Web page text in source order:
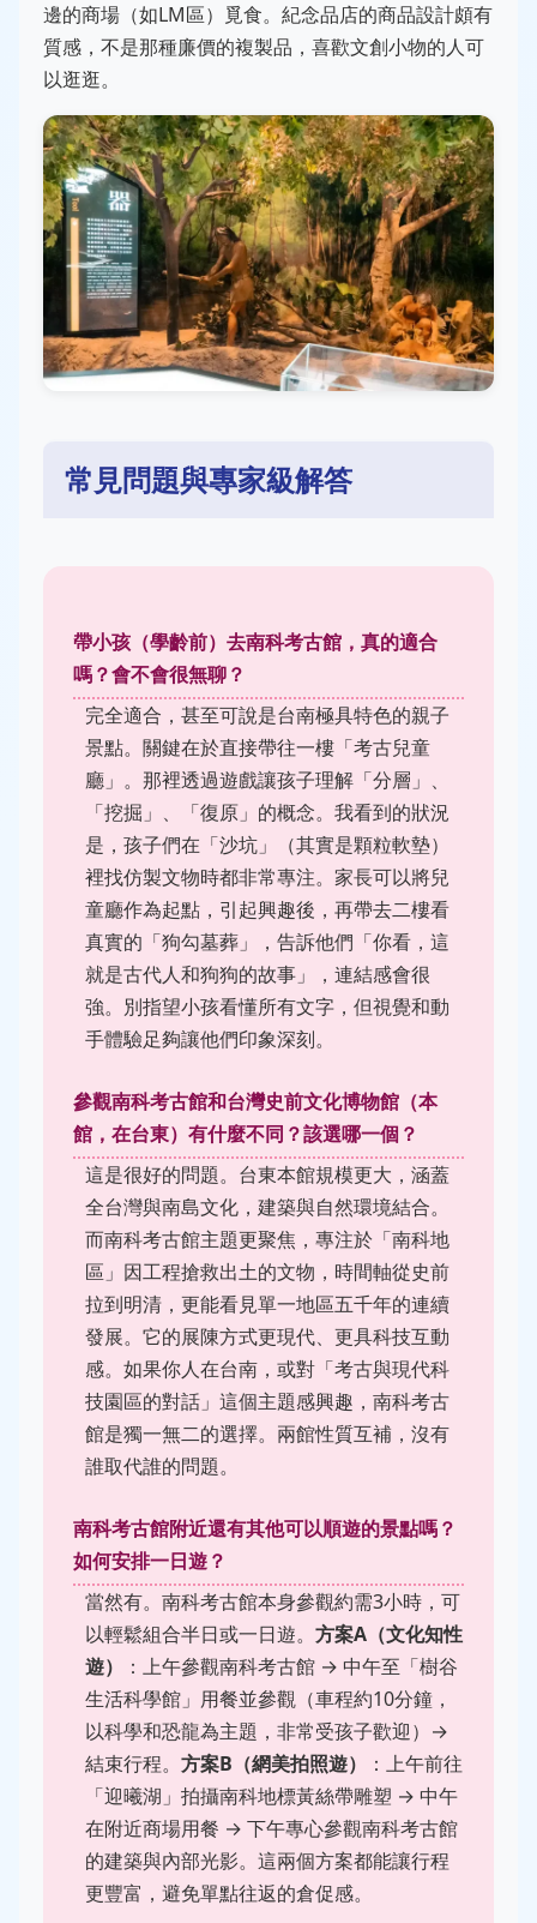
邊的商場（如LM區）覓食。紀念品店的商品設計頗有
質感，不是那種廉價的複製品，喜歡文創小物的人可
以逛逛。
常見問題與專家級解答
帶小孩（學齡前）去南科考古館，真的適合
嗎？會不會很無聊？
完全適合，甚至可說是台南極具特色的親子
景點。關鍵在於直接帶往一樓「考古兒童
廳」。那裡透過遊戲讓孩子理解「分層」、
「挖掘」、「復原」的概念。我看到的狀況
是，孩子們在「沙坑」（其實是顆粒軟墊）
裡找仿製文物時都非常專注。家長可以將兒
童廳作為起點，引起興趣後，再帶去二樓看
真實的「狗勾墓葬」，告訴他們「你看，這
就是古代人和狗狗的故事」，連結感會很
強。別指望小孩看懂所有文字，但視覺和動
手體驗足夠讓他們印象深刻。
參觀南科考古館和台灣史前文化博物館（本
館，在台東）有什麼不同？該選哪一個？
這是很好的問題。台東本館規模更大，涵蓋
全台灣與南島文化，建築與自然環境結合。
而南科考古館主題更聚焦，專注於「南科地
區」因工程搶救出土的文物，時間軸從史前
拉到明清，更能看見單一地區五千年的連續
發展。它的展陳方式更現代、更具科技互動
感。如果你人在台南，或對「考古與現代科
技園區的對話」這個主題感興趣，南科考古
館是獨一無二的選擇。兩館性質互補，沒有
誰取代誰的問題。
南科考古館附近還有其他可以順遊的景點嗎？
如何安排一日遊？
當然有。南科考古館本身參觀約需3小時，可
以輕鬆組合半日或一日遊。 方案A（文化知性
遊）
：上午參觀南科考古館 → 中午至「樹谷
生活科學館」用餐並參觀（車程約10分鐘，
以科學和恐龍為主題，非常受孩子歡迎）→
結束行程。 方案B（網美拍照遊）
：上午前往
「迎曦湖」拍攝南科地標黃絲帶雕塑 → 中午
在附近商場用餐 → 下午專心參觀南科考古館
的建築與內部光影。這兩個方案都能讓行程
更豐富，避免單點往返的倉促感。